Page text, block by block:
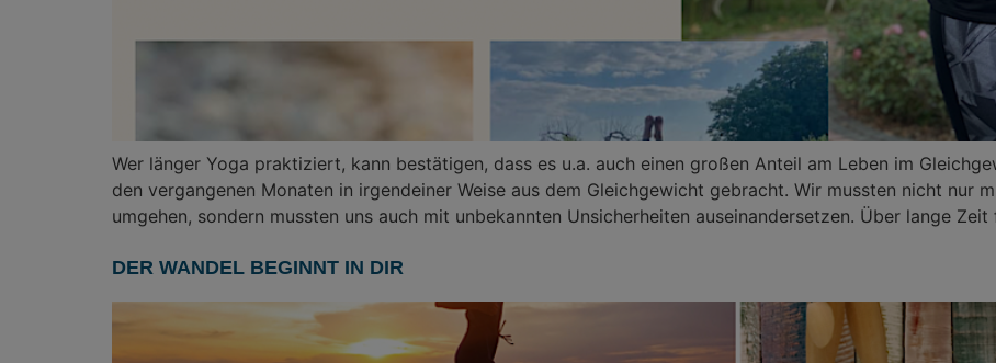
Wer länger Yoga praktiziert, kann bestätigen, dass es u.a. auch einen großen Anteil am Leben im
den vergangenen Monaten in irgendeiner Weise aus dem Gleichgewicht gebracht. Wir mussten nicht nur
umgehen, sondern mussten uns auch mit unbekannten Unsicherheiten auseinandersetzen. Über lange
DER WANDEL BEGINNT IN DIR